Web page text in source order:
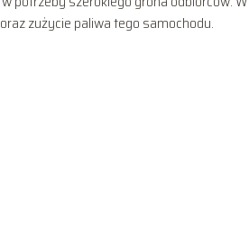
zużycie paliwa tego samochodu.